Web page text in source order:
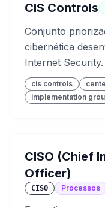
CIS Controls
Conjunto
cibernética
Internet Security.
cis controls
implementation
CISO (Chief
Officer)
CISO Processos